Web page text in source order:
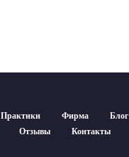
Практики Фирма Блог
Отзывы
Контакты